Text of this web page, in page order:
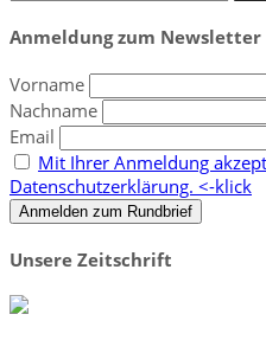
Anmeldung zum Newsletter
Vorname
Nachname
Email
Mit Ihrer Anmeldung
Datenschutzerklärung. <-klick
Unsere Zeitschrift